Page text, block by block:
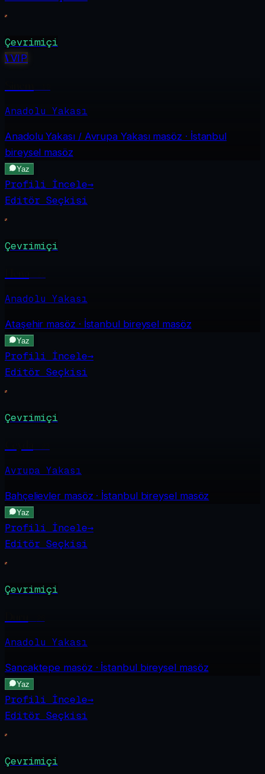
Çevrimiçi
VVIP
Anadolu Yakası
Anadolu Yakası / Avrupa Yakasımasöz · İstanbul
bireysel masöz
Yaz
Profili İncele→
Editör Seçkisi
Çevrimiçi
Anadolu Yakası
Ataşehir masöz · İstanbul bireysel masöz
Yaz
Profili İncele→
Editör Seçkisi
Çevrimiçi
Avrupa Yakası
Bahçelievler masöz · İstanbul bireysel masöz
Yaz
Profili İncele→
Editör Seçkisi
Çevrimiçi
Anadolu Yakası
Sancaktepe masöz · İstanbul bireysel masöz
Yaz
Profili İncele→
Editör Seçkisi
Çevrimiçi